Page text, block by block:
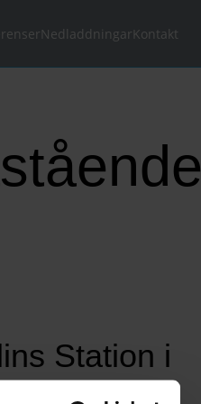
NedladdningarKontakt
Station i